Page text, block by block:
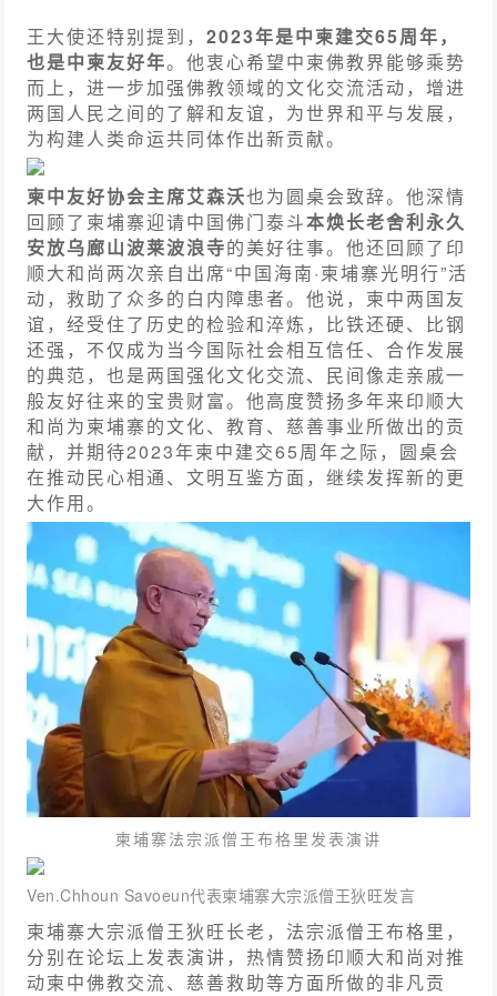
王大使还特别提到，2023年是中柬建交65周年，
也是中柬友好年。他衷心希望中柬佛教界能够乘势
而上，进一步加强佛教领域的文化交流活动，增进
两国人民之间的了解和友谊，为世界和平与发展，
为构建人类命运共同体作出新贡献。
柬中友好协会主席艾森沃也为圆桌会致辞。他深情
回顾了柬埔寨迎请中国佛门泰斗本焕长老舍利永久
安放乌廊山波莱波浪寺的美好往事。他还回顾了印
顺大和尚两次亲自出席“中国海南·柬埔寨光明行”活
动，救助了众多的白内障患者。他说，柬中两国友
谊，经受住了历史的检验和淬炼，比铁还硬、比钢
还强，不仅成为当今国际社会相互信任、合作发展
的典范，也是两国强化文化交流、民间像走亲戚一
般友好往来的宝贵财富。他高度赞扬多年来印顺大
和尚为柬埔寨的文化、教育、慈善事业所做出的贡
献，并期待2023年柬中建交65周年之际，圆桌会
在推动民心相通、文明互鉴方面，继续发挥新的更
大作用。
柬埔寨法宗派僧王布格里发表演讲
Ven.Chhoun Savoeun代表柬埔寨大宗派僧王狄旺发言
柬埔寨大宗派僧王狄旺长老，法宗派僧王布格里，
分别在论坛上发表演讲，热情赞扬印顺大和尚对推
动柬中佛教交流、慈善救助等方面所做的非凡贡